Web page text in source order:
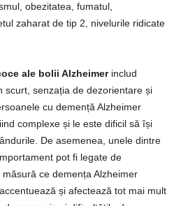
obezitatea, fumatul,
zaharat de tip 2, nivelurile ridicate
ale bolii Alzheimerinclud
scurt, senzația de dezorientare și
cu demență Alzheimer
complexe și le este dificil să își
De asemenea, unele dintre
pot fi legate de
ce demența Alzheimer
și afectează tot mai mult